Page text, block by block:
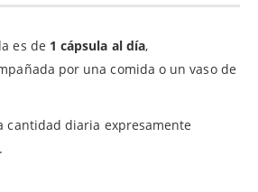
es de 1 cápsula al día,
por una comida o un vaso de
cantidad diaria expresamente
.